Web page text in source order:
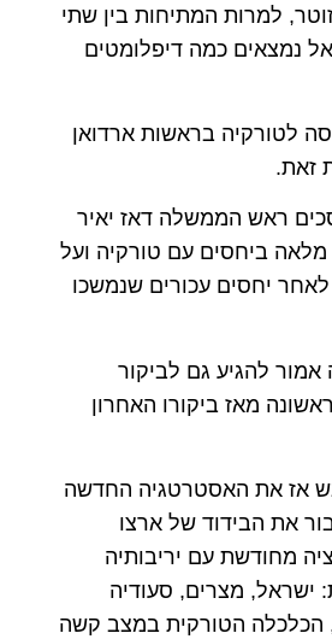
למרות המתיחות בין שתי
נמצאים כמה דיפלומטים
לטורקיה בראשות ארדואן
זאת.
2022 הסכים ראש הממשלה דאז יאיר
מלאה ביחסים עם טורקיה ועל
יחסים עכורים שנמשכו
אמור להגיע גם לביקור
מאז ביקורו האחרון
אז את האסטרטגיה החדשה
את הבידוד של ארצו
מחודשת עם יריבותיה
ישראל, מצרים, סעודיה
הכלכלה הטורקית במצב קשה